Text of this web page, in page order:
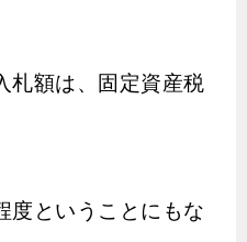
札額は、固定資産税
度ということにもな